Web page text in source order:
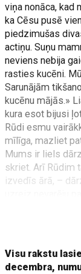
viņa nonāca, kad
ka Cēsu pusē
piedzimušas
actiņu. Suņu
neviens nebija
rasties kucēni.
Sarunājām
kucēnu mājās.»
kura esot bijusi
Rūdi esmu
mīlīga, mazliet
Mums ir liels
skriet. Arī Rūdim
izvedīs ārā, –
Visu rakstu
decembra,